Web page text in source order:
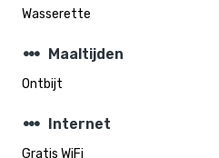
Wasserette
steppers Maaltijden
Ontbijt
steppers Internet
Gratis WiFi